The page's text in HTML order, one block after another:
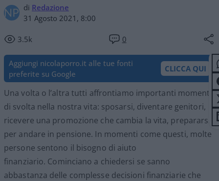
di Redazione
31 Agosto 2021, 8:00
3.5k 0
Aggiungi nicolaporro.it alle tue fonti
preferite su Google
CLICCA QUI
Una volta o l’altra tutti affrontiamo importanti momenti
di svolta nella nostra vita: sposarsi, diventare genitori,
ricevere una promozione che cambia la vita, prepararsi
per andare in pensione. In momenti come questi, molte
persone sentono il bisogno di aiuto
finanziario. Cominciano a chiedersi se sanno
abbastanza delle complesse decisioni finanziarie che